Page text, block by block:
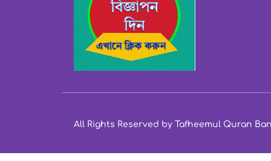
All Rights Reserved by Tafheemul Quran